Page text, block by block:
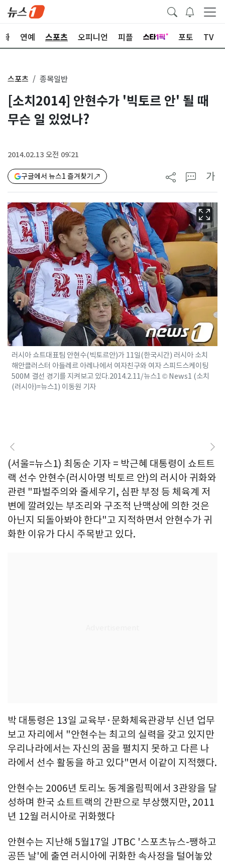
화 연예 스포츠 오피니언 피플 포토 TV
스포츠 종목일반
[소치2014] 안현수가 '빅토르 안' 될 때
무슨 일 있었나?
2014.02.13 오전 09:21
구글에서 뉴스1 즐겨찾기 가
러시아 쇼트대표팀 안현수(빅토르안)가 11일(한국시간) 러시아 소치
해안클러스터 아들레르 아레나에서 여자친구와 여자 스피드스케이팅
500M 결선 경기를 지켜보고 있다.2014.2.11/뉴스1 © News1 (소치
(러시아)=뉴스1) 이동원 기자
(서울=뉴스1) 최동순 기자 = 박근혜 대통령이 쇼트트
랙 선수 안현수(러시아명 빅토르 안)의 러시아 귀화와
관련 "파벌주의와 줄세우기, 심판 부정 등 체육계 저
변에 깔려있는 부조리와 구조적 난맥상에 의한 것은
아닌지 되돌아봐야 한다"고 지적하면서 안현수가 귀
화한 이유가 다시 주목받고 있다.
박 대통령은 13일 교육부·문화체육관광부 신년 업무
보고 자리에서 "안현수는 최고의 실력을 갖고 있지만
우리나라에서는 자신의 꿈을 펼치지 못하고 다른 나
라에서 선수 활동을 하고 있다"면서 이같이 지적했다.
안현수는 2006년 토리노 동계올림픽에서 3관왕을 달
성하며 한국 쇼트트랙의 간판으로 부상했지만, 2011
년 12월 러시아로 귀화했다
안현수는 지난해 5월17일 JTBC '스포츠뉴스-쨍하고
공뜬 날'에 출연 러시아에 귀화한 속사정을 털어놓았